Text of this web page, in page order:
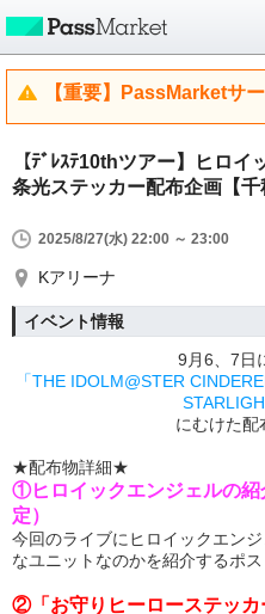
【重要】PassMarketサ
【ﾃﾞﾚｽﾃ10thツアー】ヒロ
条光ステッカー配布企画【千
2025/8/27(水) 22:00 ～ 23:00
Kアリーナ
イベント情報
9月6、7日
「THE IDOLM@STER
にむけた配
★配布物詳細★
①ヒロイックエンジェルの
定）
今回のライブにヒロイックエン
なユニットなのかを紹介するポス
②「お守りヒーローステッ